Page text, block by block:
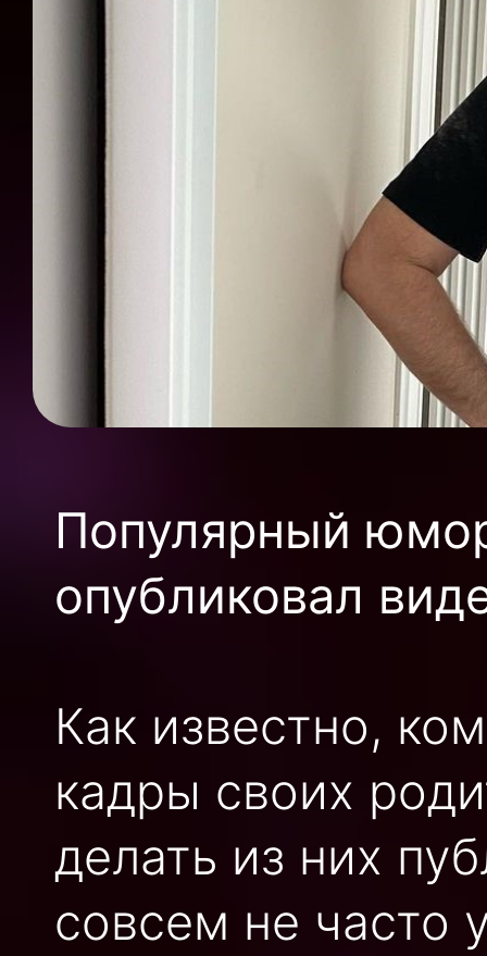
Популярный
опубликовал
Как известно,
кадры своих
делать из них
совсем не часто